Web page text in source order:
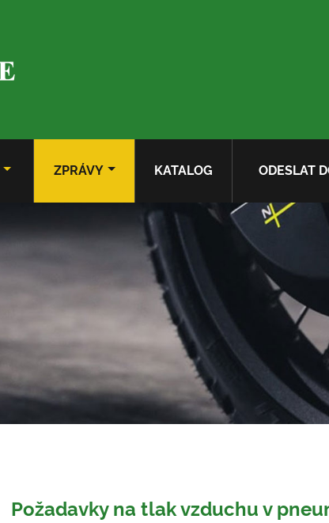
ZPRÁVY KATALOG ODESLAT
Požadavky na tlak vzduchu v